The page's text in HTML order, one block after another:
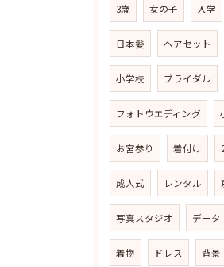
3歳 女の子 入学
日本髪 ヘアセット
小学校 ブライダル
フォトウエディング
お宮参り 着付け
成人式 レンタル
写真スタジオ データ
着物 ドレス 背景